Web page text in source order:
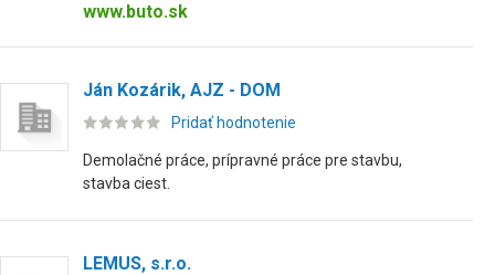
www.buto.sk
Ján Kozárik, AJZ - DOM
Pridať hodnotenie
Demolačné práce, prípravné práce pre stavbu,
stavba ciest.
LEMUS, s.r.o.